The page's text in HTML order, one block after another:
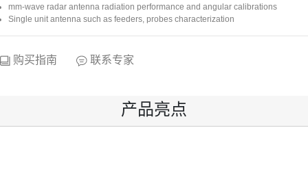
mm-wave radar antenna radiation performance and angular calibrations
Single unit antenna such as feeders, probes characterization
购买指南 联系专家
产品亮点